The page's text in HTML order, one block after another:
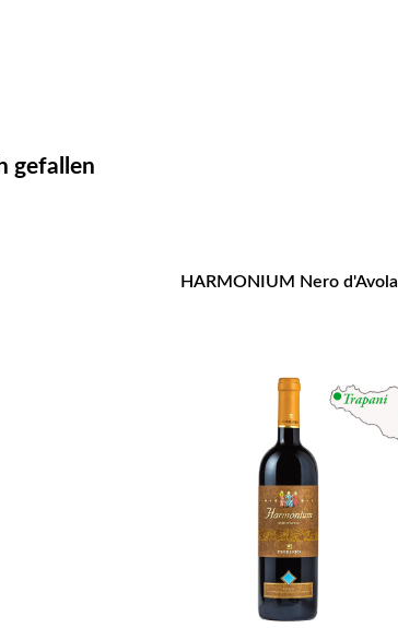
gefallen
HARMONIUM Nero d'Avola